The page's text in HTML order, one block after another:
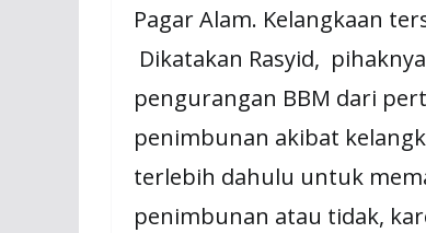
Pagar Alam. Kelangkaan
Dikatakan Rasyid,
pengurangan BBM dari
penimbunan akibat
terlebih dahulu untuk
penimbunan atau tidak,